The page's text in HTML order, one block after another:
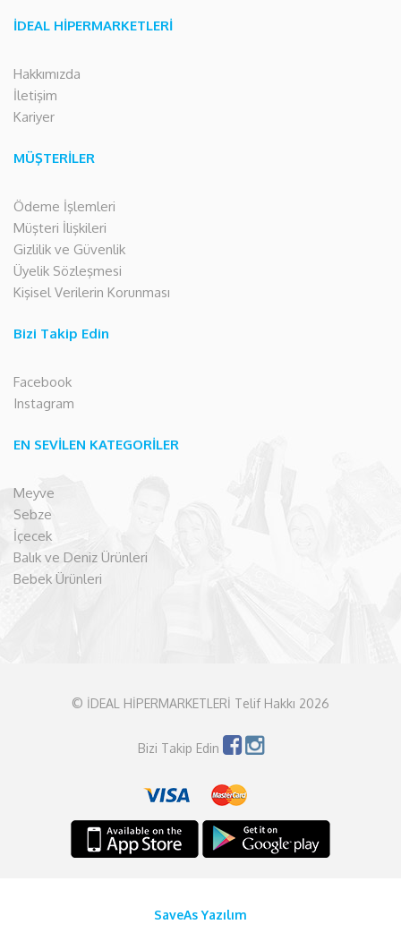
İDEAL HİPERMARKETLERİ
Hakkımızda
İletişim
Kariyer
MÜŞTERİLER
Ödeme İşlemleri
Müşteri İlişkileri
Gizlilik ve Güvenlik
Üyelik Sözleşmesi
Kişisel Verilerin Korunması
Bizi Takip Edin
Facebook
Instagram
EN SEVİLEN KATEGORİLER
Meyve
Sebze
İçecek
Balık ve Deniz Ürünleri
Bebek Ürünleri
© İDEAL HİPERMARKETLERİ Telif Hakkı 2026
Bizi Takip Edin
SaveAs Yazılım